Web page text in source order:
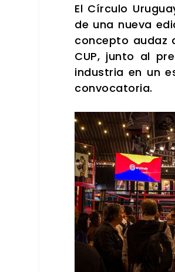
El Círcu­lo
de una nue­va
con­cep­to audaz
CUP, jun­to al
indus­tria en un
con­vo­ca­to­ria.